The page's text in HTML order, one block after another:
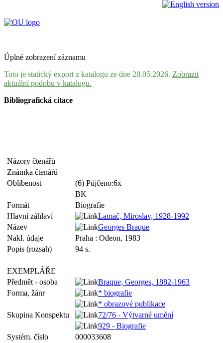
Úplné zobrazení záznamu
Toto je statický export z katalogu ze dne 28.05.2026. Zobrazit
aktuální podobu v katalogu.
Bibliografická citace
Názory čtenářů
Známka čtenářů
Oblíbenost
(6) Půjčeno:6x
BK
Formát
Biografie
Hlavní záhlaví
Lamač, Miroslav, 1928-1992
Název
Georges Braque
Nakl. údaje
Praha : Odeon, 1983
Popis (rozsah)
94 s.
EXEMPLÁŘE
Předmět - osoba
Braque, Georges, 1882-1963
Forma, žánr
* biografie
* obrazové publikace
Skupina Konspektu
72/76 - Výtvarné umění
929 - Biografie
Systém. číslo
000033608